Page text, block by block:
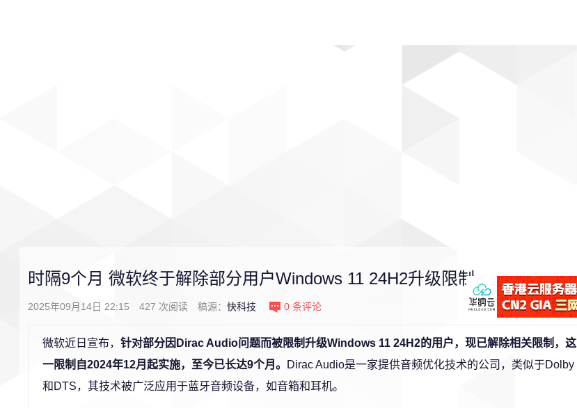
时隔9个月 微软终于解除部分用户Windows 11 24H2升级限制
2025年09月14日 22:15 427 次阅读 稿源： 快科技 0 条评论
微软近日宣布， 针对部分因Dirac Audio问题而被限制升级Windows 11 24H2的用户，现已解除相关限制，这
一限制自2024年12月起实施，至今已长达9个月。
Dirac Audio是一家提供音频优化技术的公司，类似于Dolby
和DTS，其技术被广泛应用于蓝牙音频设备，如音箱和耳机。